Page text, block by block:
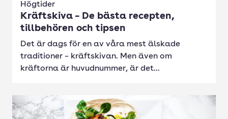
Högtider
Kräftskiva – De bästa recepten,
tillbehören och tipsen
Det är dags för en av våra mest älskade
traditioner – kräftskivan. Men även om
kräftorna är huvudnummer, är det...